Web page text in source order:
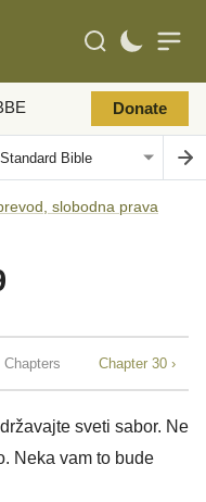
Donate
slobodna prava
Chapter 30 ›
sveti sabor. Ne
Neka vam to bude